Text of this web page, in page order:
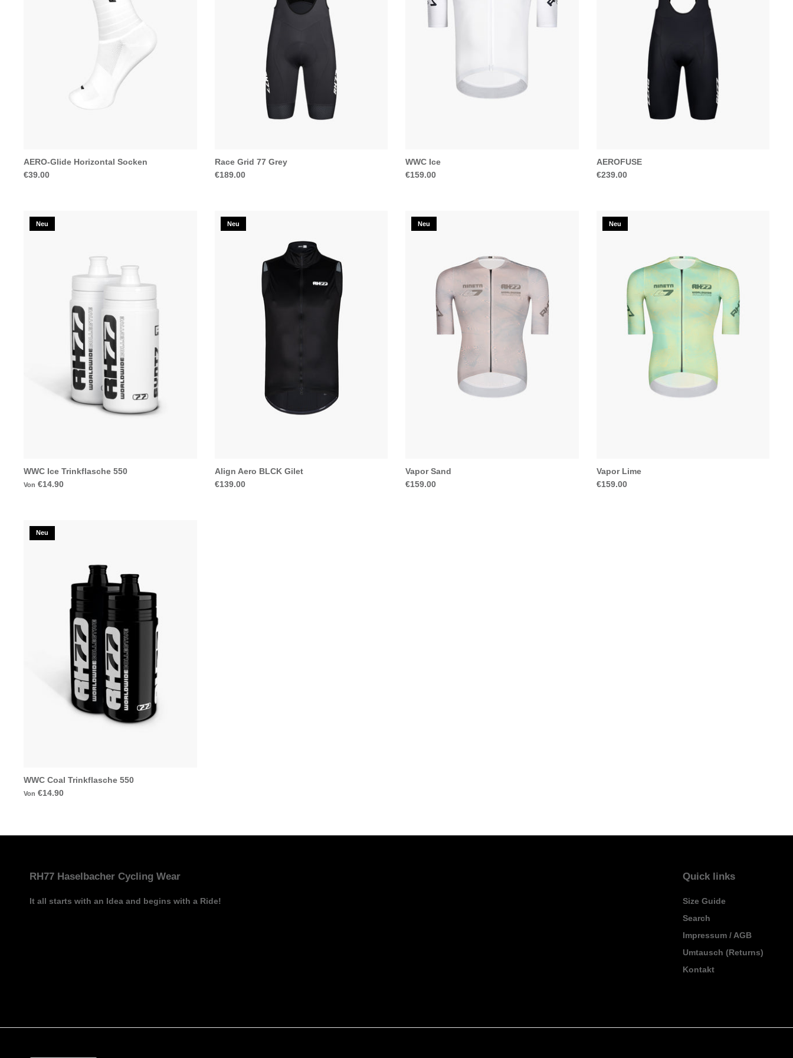
AERO-Glide Horizontal Socken
€39.00
Race Grid 77 Grey
€189.00
WWC Ice
€159.00
AEROFUSE
€239.00
Neu
WWC Ice Trinkflasche 550
Von €14.90
Neu
Align Aero BLCK Gilet
€139.00
Neu
Vapor Sand
€159.00
Neu
Vapor Lime
€159.00
Neu
WWC Coal Trinkflasche 550
Von €14.90
RH77 Haselbacher Cycling Wear
It all starts with an Idea and begins with a Ride!
Quick links
Size Guide
Search
Impressum / AGB
Umtausch (Returns)
Kontakt